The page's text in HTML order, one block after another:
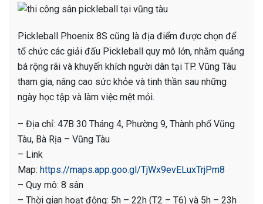
Pickleball Phoenix 8S cũng là địa điểm được chọn để
tổ chức các giải đấu Pickleball quy mô lớn, nhằm quảng
bá rộng rãi và khuyến khích người dân tại TP. Vũng Tàu
tham gia, nâng cao sức khỏe và tinh thần sau những
ngày học tập và làm việc mệt mỏi.
– Địa chỉ: 47B 30 Tháng 4, Phường 9, Thành phố Vũng
Tàu, Bà Rịa – Vũng Tàu
– Link
Map: https://maps.app.goo.gl/TjWx9evELuxTrjPm8
– Quy mô: 8 sân
– Thời gian hoạt động: 5h – 22h (T2 – T6) và 5h – 23h